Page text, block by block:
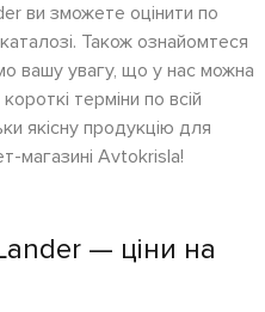
ви зможете оцінити по
Також ознайомтеся
вашу увагу, що у нас можна
терміни по всій
якісну продукцію для
магазині Avtokrisla!
— ціни на